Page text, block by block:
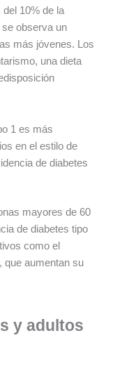
10% de la
se observa un
más jóvenes. Los
una dieta
1 es más
en el estilo de
de diabetes
mayores de 60
de diabetes tipo
como el
que aumentan su
y adultos